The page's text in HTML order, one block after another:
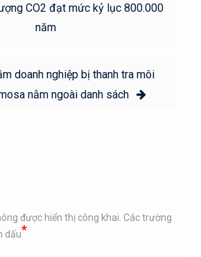
CO2 đạt mức kỷ lục 800.000
năm
doanh nghiệp bị thanh tra môi
nằm ngoài danh sách
được hiển thị công khai. Các trường
dấu*